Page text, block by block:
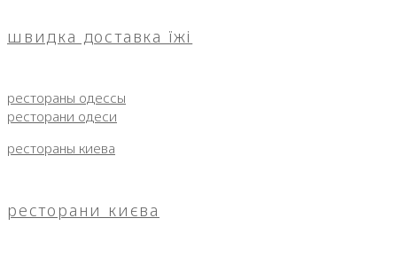
швидка доставка їжі
рестораны одессы
ресторани одеси
рестораны киева
ресторани києва